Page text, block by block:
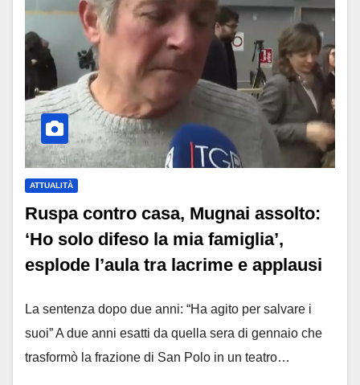
ATTUALITÀ
Ruspa contro casa, Mugnai assolto:
‘Ho solo difeso la mia famiglia’,
esplode l’aula tra lacrime e applausi
La sentenza dopo due anni: “Ha agito per salvare i
suoi” A due anni esatti da quella sera di gennaio che
trasformò la frazione di San Polo in un teatro…